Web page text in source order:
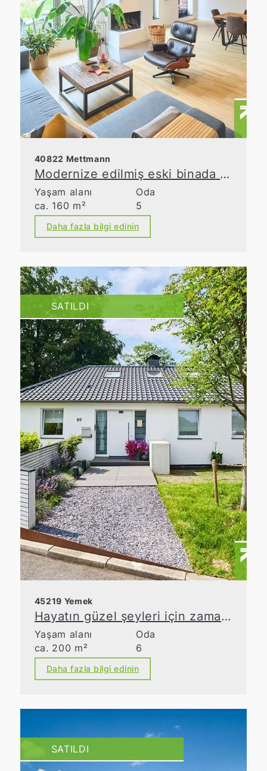
40822 Mettmann
Modernize edilmiş eski binada lüks yaşam
Yaşam alanı
ca. 160 m²
Oda
5
Daha fazla bilgi edinin
SATILDI
45219 Yemek
Hayatın güzel şeyleri için zaman ayırın
Yaşam alanı
ca. 200 m²
Oda
6
Daha fazla bilgi edinin
SATILDI